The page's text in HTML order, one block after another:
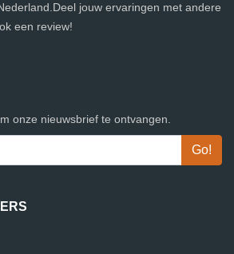
jouw ervaringen met andere
een review!
onze nieuwsbrief te ontvangen.